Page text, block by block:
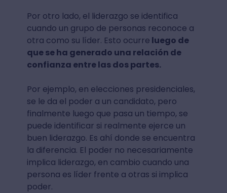
Por otro lado, el liderazgo se identifica
cuando un grupo de personas reconoce a
otra como su líder. Esto ocurre luego de
que se ha generado una relación de
confianza entre las dos partes.
Por ejemplo, en elecciones presidenciales,
se le da el poder a un candidato, pero
finalmente luego que pasa un tiempo, se
puede identificar si realmente ejerce un
buen liderazgo. Es ahí donde se encuentra
la diferencia. El poder no necesariamente
implica liderazgo, en cambio cuando una
persona es líder frente a otras si implica
poder.